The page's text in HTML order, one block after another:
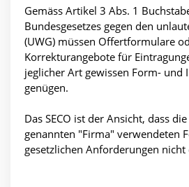
Gemäss Artikel 3 Abs. 1
Bundesgesetzes gegen den
(UWG) müssen Offertformulare
Korrekturangebote für
jeglicher Art gewissen Form- und
genügen.
Das SECO ist der Ansicht, dass
genannten "Firma" verwendeten
gesetzlichen Anforderungen nicht